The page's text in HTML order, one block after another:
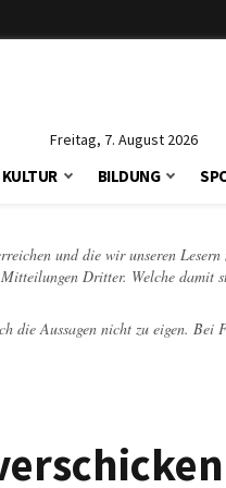
Freitag, 7. August 2026
KULTUR BILDUNG
und die wir unseren
Dritter. Welche damit
Aussagen nicht zu eigen. Bei